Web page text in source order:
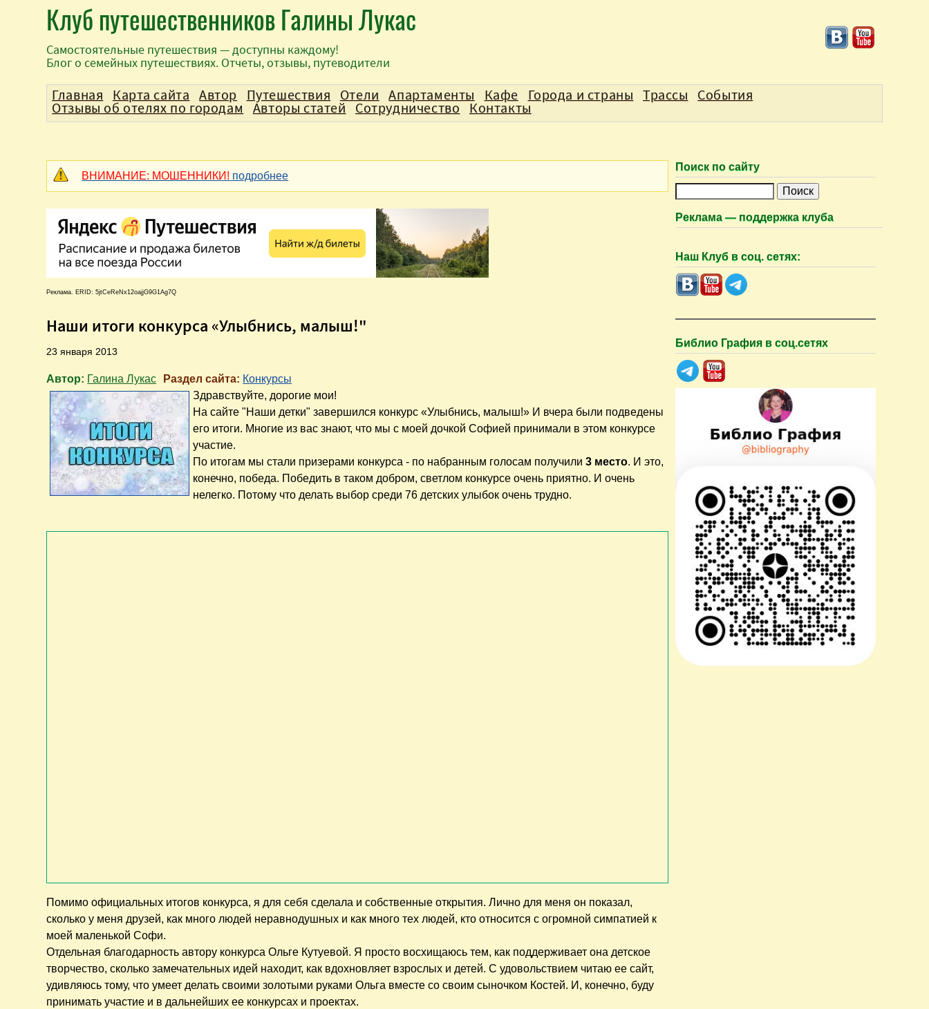
Клуб путешественников Галины Лукас
Самостоятельные путешествия — доступны каждому!
Блог о семейных путешествиях. Отчеты, отзывы, путеводители
ВНИМАНИЕ: МОШЕННИКИ! подробнее
Реклама. ERID: 5jtCeReNx12oajjG9G1Ag7Q
Наши итоги конкурса «Улыбнись, малыш!"
23 января 2013
Автор: Галина Лукас Раздел сайта: Конкурсы
Здравствуйте, дорогие мои!
На сайте "Наши детки" завершился конкурс «Улыбнись, малыш!» И вчера были подведены
его итоги. Многие из вас знают, что мы с моей дочкой Софией принимали в этом конкурсе
участие.
По итогам мы стали призерами конкурса - по набранным голосам получили3 место. И это,
конечно, победа. Победить в таком добром, светлом конкурсе очень приятно. И очень
нелегко. Потому что делать выбор среди 76 детских улыбок очень трудно.
Помимо официальных итогов конкурса, я для себя сделала и собственные открытия. Лично для меня он показал,
сколько у меня друзей, как много людей неравнодушных и как много тех людей, кто относится с огромной симпатией к
моей маленькой Софи.
Отдельная благодарность автору конкурса Ольге Кутуевой. Я просто восхищаюсь тем, как поддерживает она детское
творчество, сколько замечательных идей находит, как вдохновляет взрослых и детей. С удовольствием читаю ее сайт,
удивляюсь тому, что умеет делать своими золотыми руками Ольга вместе со своим сыночком Костей. И, конечно, буду
принимать участие и в дальнейших ее конкурсах и проектах.
Главная Карта сайта Автор Путешествия Отели Апартаменты Кафе Города и страны Трассы События
Отзывы об отелях по городам Авторы статей Сотрудничество Контакты
Поиск по сайту
и
к
Реклама — поддержка клуба
Наш Клуб в соц. сетях:
Библио Графия в соц.сетях